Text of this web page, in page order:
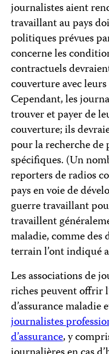
journalistes aient
travaillant au pays
politiques prévues
concerne les
contractuels
couverture avec
Cependant, les
trouver et payer de
couverture; ils
pour la recherche de
spécifiques. (Un
reporters de radios
pays en voie de
guerre travaillant
travaillent
maladie, comme des
terrain l’ont indiqué
Les associations de
riches peuvent offrir
d’assurance maladie
journalistes
d’assurance, y